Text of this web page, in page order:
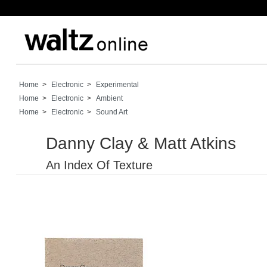
Home > Electronic >
Experimental
Home > Electronic > Ambient
Home > Electronic > Sound Art
Danny Clay & Matt Atkins
An Index Of Texture